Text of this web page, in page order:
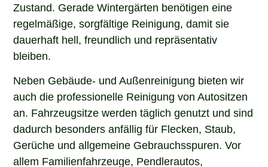
Zustand. Gerade Wintergärten benötigen eine
regelmäßige, sorgfältige Reinigung, damit sie
dauerhaft hell, freundlich und repräsentativ
bleiben.
Neben Gebäude- und Außenreinigung bieten wir
auch die professionelle Reinigung von Autositzen
an. Fahrzeugsitze werden täglich genutzt und sind
dadurch besonders anfällig für Flecken, Staub,
Gerüche und allgemeine Gebrauchsspuren. Vor
allem Familienfahrzeuge, Pendlerautos,